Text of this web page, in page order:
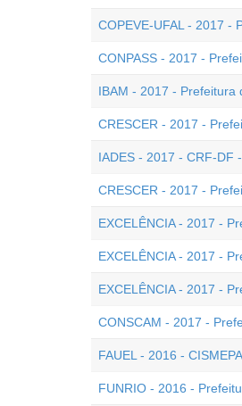
COPEVE-UFAL - 2017 -
CONPASS - 2017 -
IBAM - 2017 - Prefeitura
CRESCER - 2017 -
IADES - 2017 - CRF-DF
CRESCER - 2017 -
EXCELÊNCIA - 2017 -
EXCELÊNCIA - 2017 -
EXCELÊNCIA - 2017 -
CONSCAM - 2017 -
FAUEL - 2016 -
FUNRIO - 2016 -